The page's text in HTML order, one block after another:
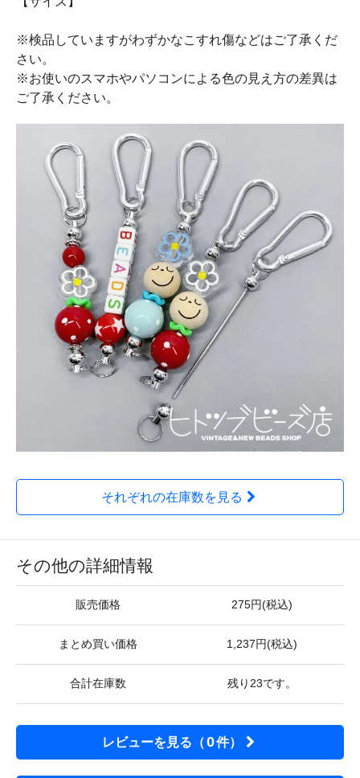
※検品していますがわずかなこすれ傷などはご了承くだ
さい。
※お使いのスマホやパソコンによる色の見え方の差異は
ご了承ください。
それぞれの在庫数を見る
その他の詳細情報
販売価格 275円(税込)
まとめ買い価格 1,237円(税込)
合計在庫数 残り23です。
レビューを見る（0件）